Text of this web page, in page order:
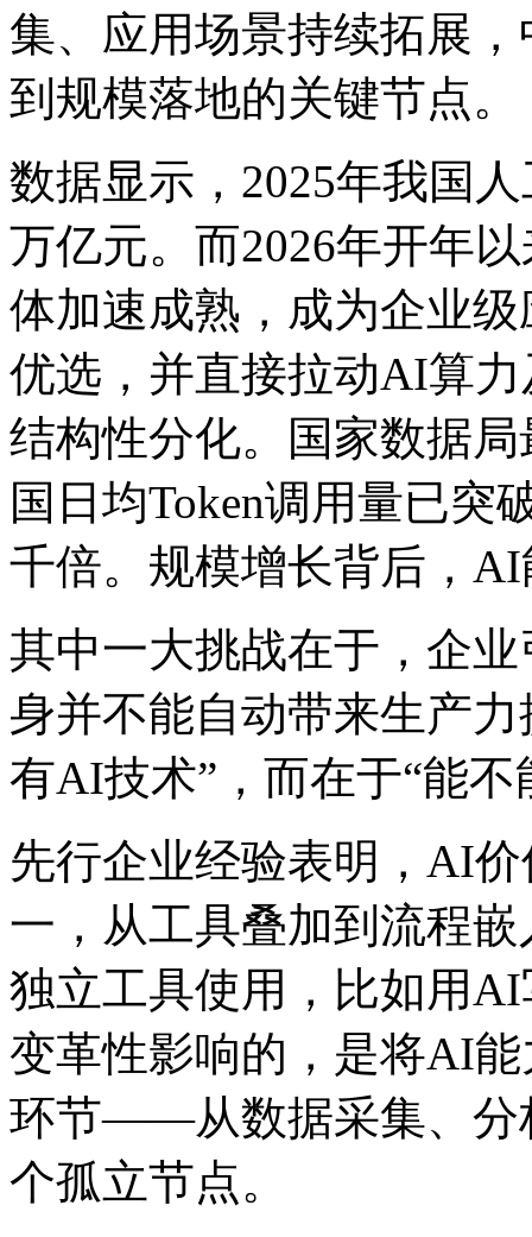
集、应用场景持续拓展
到规模落地的关键节点。
数据显示，2025年我
万亿元。而2026年开年以
体加速成熟，成为企业
优选，并直接拉动AI
结构性分化。国家数据局最
国日均Token调用量已突
千倍。规模增长背后
其中一大挑战在于，企
身并不能自动带来生产
有AI技术”，而在于“能
先行企业经验表明，AI
一，从工具叠加到流
独立工具使用，比如用
变革性影响的，是将
环节——从数据采集、分
个孤立节点。